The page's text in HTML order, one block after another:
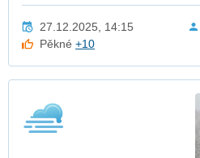
27.12.2025, 14:15
Pěkné+10